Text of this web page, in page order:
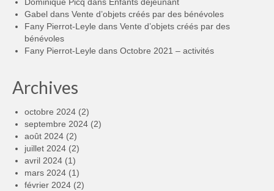
Gabel dans Vente d’objets créés par des bénévoles
Fany Pierrot-Leyle dans Vente d’objets créés par des
bénévoles
Fany Pierrot-Leyle dans Octobre 2021 – activités
Archives
octobre 2024 (2)
septembre 2024 (2)
août 2024 (2)
juillet 2024 (2)
avril 2024 (1)
mars 2024 (1)
février 2024 (2)